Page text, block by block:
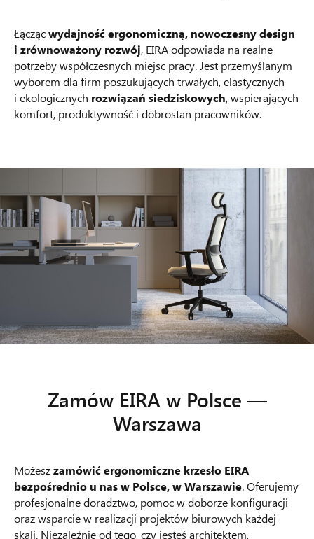
Łączącwydajność ergonomiczną, nowoczesny design
i zrównoważony rozwój, EIRA odpowiada na realne
potrzeby współczesnych miejsc pracy. Jest przemyślanym
wyborem dla firm poszukujących trwałych, elastycznych
i ekologicznych rozwiązań siedziskowych, wspierających
komfort, produktywność i dobrostan pracowników.
Zamów EIRA w Polsce —
Warszawa
Możeszzamówić ergonomiczne krzesło EIRA
bezpośrednio u nas w Polsce, w Warszawie. Oferujemy
profesjonalne doradztwo, pomoc w doborze konfiguracji
oraz wsparcie w realizacji projektów biurowych każdej
skali. Niezależnie od tego, czy jesteś architektem,